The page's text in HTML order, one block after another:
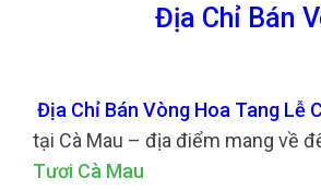
Địa Chỉ Bán
Địa Chỉ Bán Vòng Hoa Tang Lễ
tại Cà Mau – địa điểm mang về
Tươi Cà Mau